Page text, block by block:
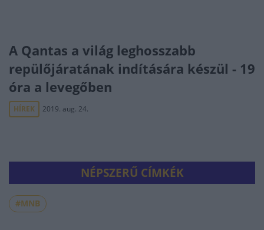
A Qantas a világ leghosszabb
repülőjáratának indítására készül - 19
óra a levegőben
HÍREK 2019. aug. 24.
NÉPSZERŰ CÍMKÉK
#MNB